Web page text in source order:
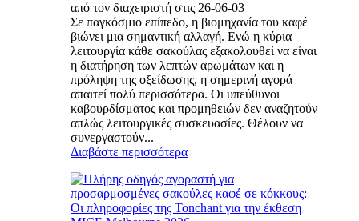
από τον διαχειριστή στις 26-06-03
Σε παγκόσμιο επίπεδο, η βιομηχανία του καφέ
βιώνει μια σημαντική αλλαγή. Ενώ η κύρια
λειτουργία κάθε σακούλας εξακολουθεί να είναι
η διατήρηση των λεπτών αρωμάτων και η
πρόληψη της οξείδωσης, η σημερινή αγορά
απαιτεί πολύ περισσότερα. Οι υπεύθυνοι
καβουρδίσματος και προμηθειών δεν αναζητούν
απλώς λειτουργικές συσκευασίες. Θέλουν να
συνεργαστούν...
Διαβάστε περισσότερα